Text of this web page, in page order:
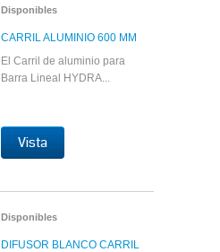
Disponibles
CARRIL ALUMINIO 600 MM
El Carril de aluminio para
Barra Lineal HYDRA...
Vista
Disponibles
DIFUSOR BLANCO CARRIL